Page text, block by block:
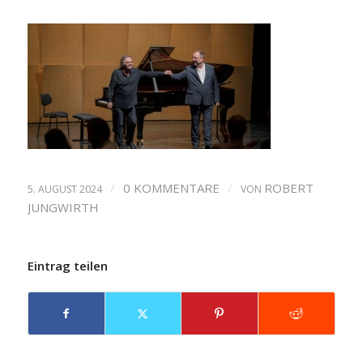
5. AUGUST 2024 / 0 KOMMENTARE / VON ROBERT
JUNGWIRTH
Eintrag teilen